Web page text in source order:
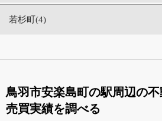
若杉町(4)
鳥羽市安楽島町の駅周辺の
売買実績を調べる